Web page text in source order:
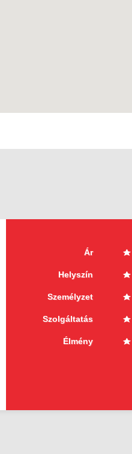
Ár
Helyszín
Személyzet
Szolgáltatás
Élmény